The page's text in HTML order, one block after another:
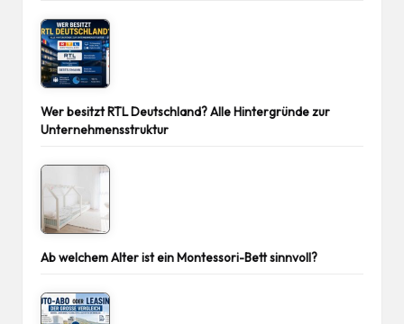
Wer besitzt RTL Deutschland? Alle Hintergründe zur
Unternehmensstruktur
Ab welchem Alter ist ein Montessori-Bett sinnvoll?